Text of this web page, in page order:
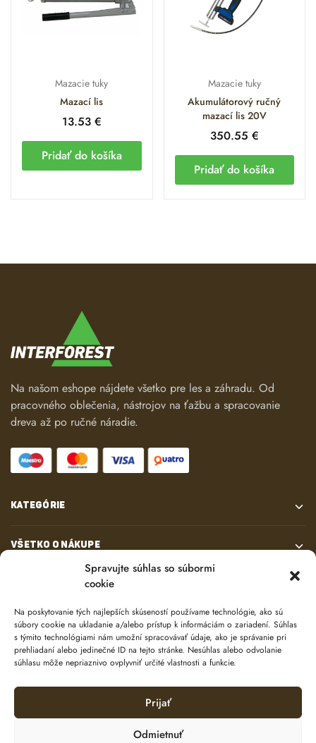
Spravujte súhlas so súbormi
cookie
Na poskytovanie tých najlepších skúseností používame technológie, ako sú
súbory cookie na ukladanie a/alebo prístup k informáciám o zariadení. Súhlas
s týmito technológiami nám umožní spracovávať údaje, ako je správanie pri
prehliadaní alebo jedinečné ID na tejto stránke. Nesúhlas alebo odvolanie
súhlasu môže nepriaznivo ovplyvniť určité vlastnosti a funkcie.
Prijať
Odmietnuť
Mazacie tuky
Mazací lis
13.53 €
Pridať do košíka
Mazacie tuky
Akumulátorový ručný
mazací lis 20V
350.55 €
Pridať do košíka
Na našom eshope nájdete všetko pre les a záhradu. Od
pracovného oblečenia, nástrojov na ťažbu a spracovanie
dreva až po ručné náradie.
KATEGÓRIE
VŠETKO O NÁKUPE
© 2024 e-shop od